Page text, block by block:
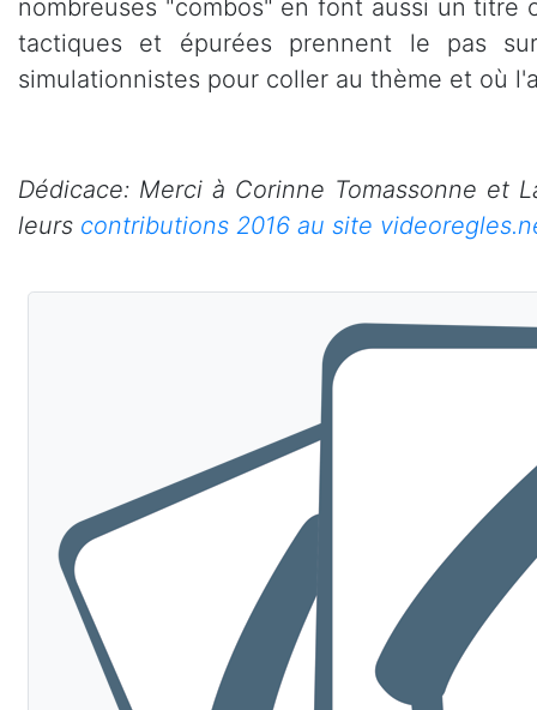
nombreuses "combos" en font aussi un titre
tactiques et épurées prennent le pas
simulationnistes pour coller au thème et où
Dédicace: Merci à Corinne Tomassonne et
leurs contributions 2016 au site